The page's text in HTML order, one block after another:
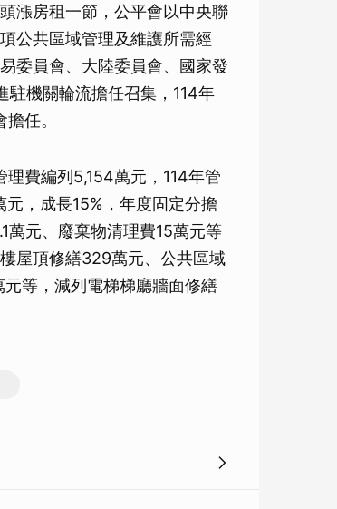
漲房租一節，公平會以中央聯
公共區域管理及維護所需經
委員會、大陸委員會、國家發
駐機關輪流擔任召集，114年
任。
費編列5,154萬元，114年管
，成長15%，年度固定分擔
萬元、廢棄物清理費15萬元等
屋頂修繕329萬元、公共區域
等，減列電梯梯廳牆面修繕